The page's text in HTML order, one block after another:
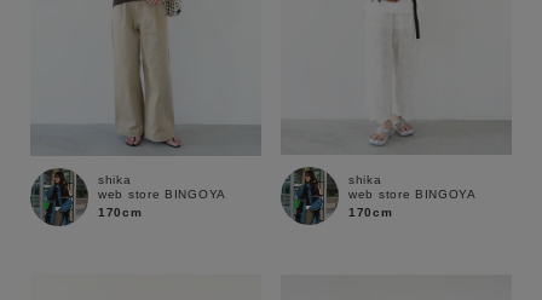
shika
web store BINGOYA
170cm
shika
web store BINGOYA
170cm